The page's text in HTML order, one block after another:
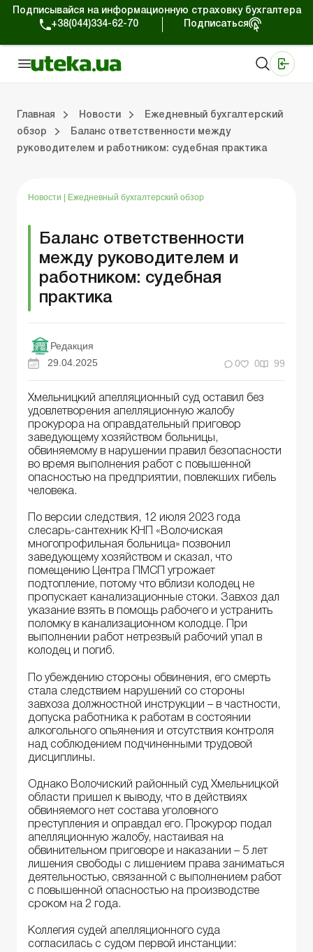
Подписывайся на информационную страховку бухгалтера
+38(044)334-62-70
Подписаться
Главная Новости
Ежедневный бухгалтерский
обзор
Баланс ответственности между
руководителем и работником: судебная практика
Новости Ежедневный бухгалтерский обзор
Баланс ответственности
между руководителем и
работником: судебная
практика
Редакция
29.04.2025
0 0 99
Хмельницкий апелляционный суд оставил без
удовлетворения апелляционную жалобу
прокурора на оправдательный приговор
заведующему хозяйством больницы,
обвиняемому в нарушении правил безопасности
во время выполнения работ с повышенной
опасностью на предприятии, повлекших гибель
человека.
По версии следствия, 12 июля 2023 года
слесарь-сантехник КНП «Волочиская
многопрофильная больница» позвонил
заведующему хозяйством и сказал, что
помещению Центра ПМСП угрожает
подтопление, потому что вблизи колодец не
пропускает канализационные стоки. Завхоз дал
указание взять в помощь рабочего и устранить
поломку в канализационном колодце. При
выполнении работ нетрезвый рабочий упал в
колодец и погиб.
По убеждению стороны обвинения, его смерть
стала следствием нарушений со стороны
завхоза должностной инструкции – в частности,
допуска работника к работам в состоянии
алкогольного опьянения и отсутствия контроля
над соблюдением подчиненными трудовой
дисциплины.
Однако Волочиский районный суд Хмельницкой
области пришел к выводу, что в действиях
обвиняемого нет состава уголовного
преступления и оправдал его. Прокурор подал
апелляционную жалобу, настаивая на
обвинительном приговоре и наказании – 5 лет
лишения свободы с лишением права заниматься
деятельностью, связанной с выполнением работ
с повышенной опасностью на производстве
сроком на 2 года.
Коллегия судей апелляционного суда
согласилась с судом первой инстанции: